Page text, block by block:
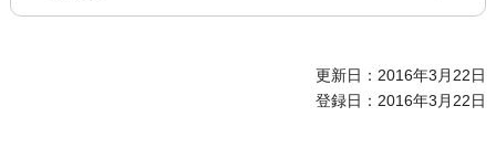
更新日：2016年3月22日
登録日：2016年3月22日